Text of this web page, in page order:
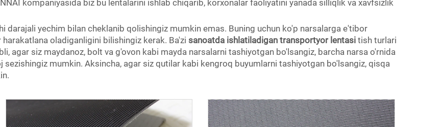
kompaniyasida biz bu lentalarini ishlab chiqarib, korxonalar faoliyatini yanada silliqlik va xavfsizlik
darajali yechim bilan cheklanib qolishingiz mumkin emas. Buning uchun ko'p narsalarga e'tibor
oladiganligini bilishingiz kerak. Ba'zi sanoatda ishlatiladigan transportyor lentasi tish turlari
agar siz maydanoz, bolt va g'ovon kabi mayda narsalarni tashiyotgan bo'lsangiz, barcha narsa o'rnida
mumkin. Aksincha, agar siz qutilar kabi kengroq buyumlarni tashiyotgan bo'lsangiz, qisqa